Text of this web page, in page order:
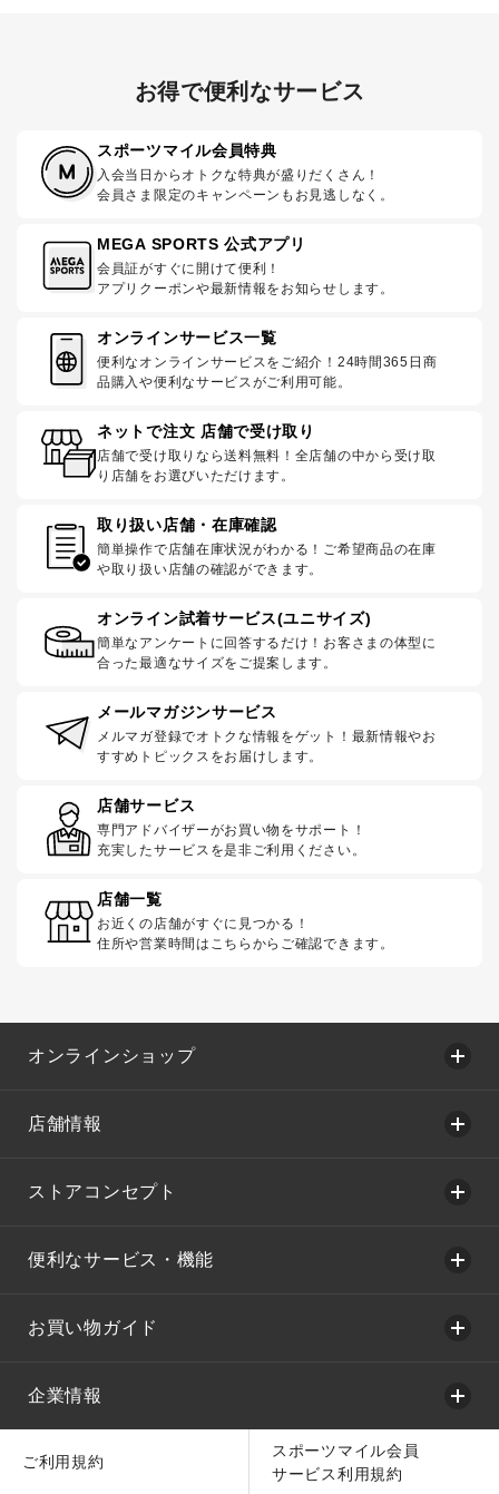
お得で便利なサービス
スポーツマイル会員特典
入会当日からオトクな特典が盛りだくさん！
会員さま限定のキャンペーンもお見逃しなく。
MEGA SPORTS 公式アプリ
会員証がすぐに開けて便利！
アプリクーポンや最新情報をお知らせします。
オンラインサービス一覧
便利なオンラインサービスをご紹介！24時間365日商
品購入や便利なサービスがご利用可能。
ネットで注文 店舗で受け取り
店舗で受け取りなら送料無料！全店舗の中から受け取
り店舗をお選びいただけます。
取り扱い店舗・在庫確認
簡単操作で店舗在庫状況がわかる！ご希望商品の在庫
や取り扱い店舗の確認ができます。
オンライン試着サービス(ユニサイズ)
簡単なアンケートに回答するだけ！お客さまの体型に
合った最適なサイズをご提案します。
メールマガジンサービス
メルマガ登録でオトクな情報をゲット！最新情報やお
すすめトピックスをお届けします。
店舗サービス
専門アドバイザーがお買い物をサポート！
充実したサービスを是非ご利用ください。
店舗一覧
お近くの店舗がすぐに見つかる！
住所や営業時間はこちらからご確認できます。
オンラインショップ
店舗情報
ストアコンセプト
便利なサービス・機能
お買い物ガイド
企業情報
ご利用規約
スポーツマイル会員
サービス利用規約